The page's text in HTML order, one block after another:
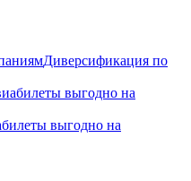
Диверсификация по
выгодно на